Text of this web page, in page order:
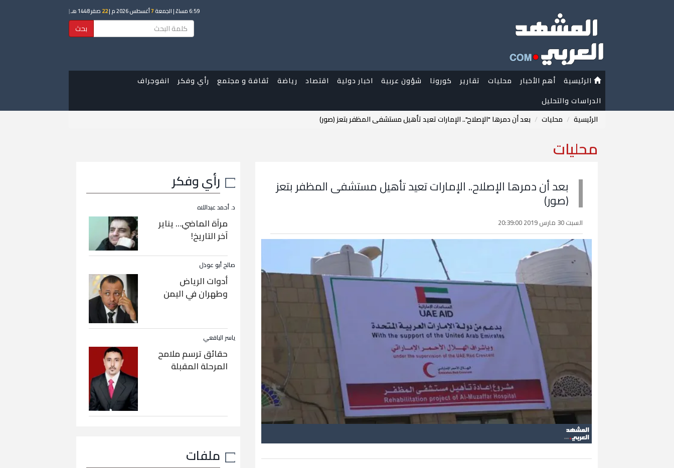
6:59 مساءً | الجمعة7أغسطس 2026 م | 22 صفر 1448 هـ |
بحث
الرئيسية أهم الأخبار محليات تقارير كورونا شؤون عربية اخبار دولية اقتصاد رياضة ثقافة و مجتمع رأي وفكر
انفوجراف
الدراسات والتحليل
الرئيسية
محليات بعد أن دمرها "الإصلاح".. الإمارات تعيد تأهيل مستشفى المظفر بتعز (صور)
محليات
بعد أن دمرها الإصلاح.. الإمارات تعيد تأهيل مستشفى المظفر بتعز
(صور)
السبت 30 مارس 2019 20:39:00
رأي وفكر
د. أحمد عبداللاه
مرآة الماضي… يناير
آخر التاريخ!
صالح أبو عوذل
أدوات الرياض
وطهران في اليمن
ياسر اليافعي
حقائق ترسم ملامح
المرحلة المقبلة
ملفات